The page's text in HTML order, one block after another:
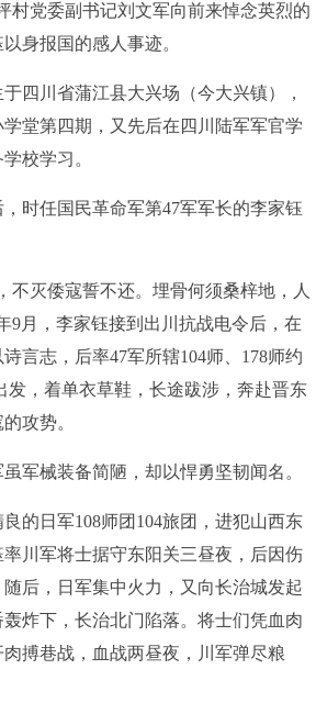
党委副书记刘文军向前来悼念英烈的
身报国的感人事迹。
川省蒲江县大兴场（今大兴镇），
学堂第四期，又先后在四川陆军军官学
校学习。
任国民革命军第47军军长的李家钰
灭倭寇誓不还。埋骨何须桑梓地，人
9月，李家钰接到出川抗战电令后，在
言志，后率47军所辖104师、178师约
发，着单衣草鞋，长途跋涉，奔赴晋东
攻势。
械装备简陋，却以悍勇坚韧闻名。
日军108师团104旅团，进犯山西东
川军将士据守东阳关三昼夜，后因伤
后，日军集中火力，又向长治城发起
炸下，长治北门陷落。将士们凭血肉
搏巷战，血战两昼夜，川军弹尽粮